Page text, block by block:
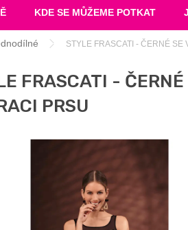
KDE SE MŮŽEME POTKAT
STYLE FRASCATI - ČERNÉ SE
FRASCATI -
PRSU